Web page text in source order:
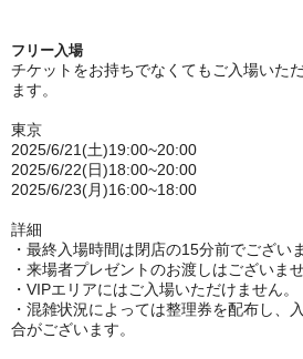
フリー入場
チケットをお持ちでなくてもご入場いた
ます。
東京
2025/6/21(土)19:00~20:00
2025/6/22(日)18:00~20:00
2025/6/23(月)16:00~18:00
詳細
・ 最終入場時間は閉店の15分前でございま
・来場者プレゼントのお渡しはございませ
・VIPエリアにはご入場いただけません。
・混雑状況によっては整理券を配布し、
合がございます。